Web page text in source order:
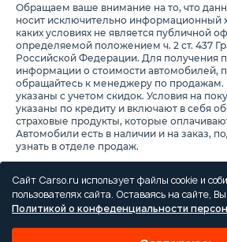
Обращаем ваше внимание на то, что
носит исключительно информационный
каких условиях не является публичной
определяемой положением ч. 2 ст. 437
Российской Федерации. Для получения
информации о стоимости автомобилей,
обращайтесь к менеджеру по продажам.
указаны с учетом скидок. Условия на
указаны по кредиту и включают в себя
страховые продукты, которые
Автомобили есть в наличии и на заказ,
узнать в отделе продаж.
Предоставляя свои персональные
настоящий веб-сайт, Вы соглашаетесь с
персональных данных и принимаете
Сайт Carso.ru использует файлы cookie и
пользователях сайта. Оставаясь на сайте,
Политикой о конфеденциальности